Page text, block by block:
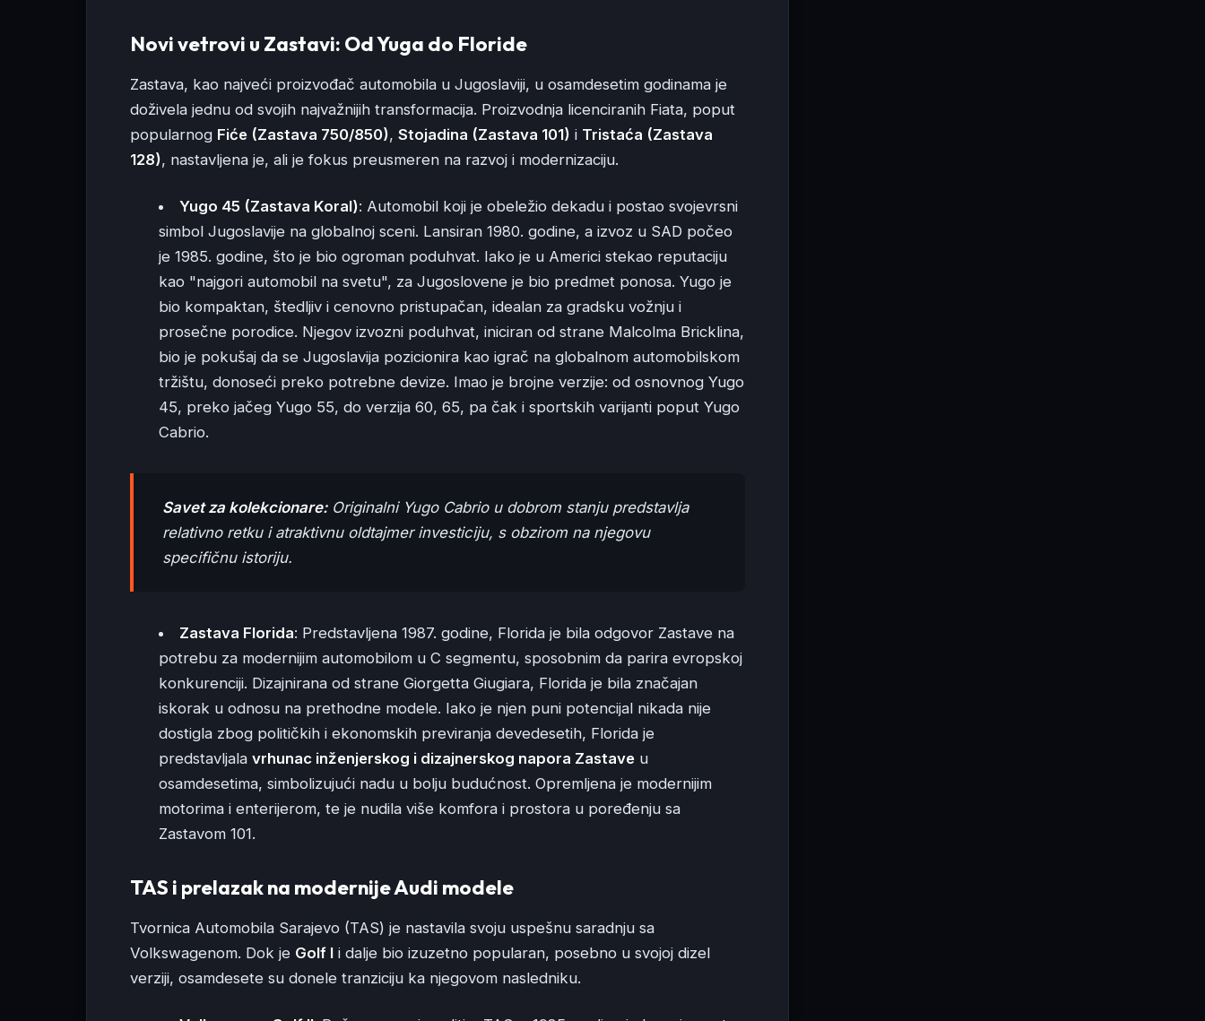
Novi vetrovi u Zastavi: Od Yuga do Floride
Zastava, kao najveći proizvođač automobila u Jugoslaviji, u osamdesetim godinama je
doživela jednu od svojih najvažnijih transformacija. Proizvodnja licenciranih Fiata, poput
popularnog Fiće (Zastava 750/850), Stojadina (Zastava 101) i Tristaća (Zastava
128), nastavljena je, ali je fokus preusmeren na razvoj i modernizaciju.
Yugo 45 (Zastava Koral): Automobil koji je obeležio dekadu i postao svojevrsni
simbol Jugoslavije na globalnoj sceni. Lansiran 1980. godine, a izvoz u SAD počeo
je 1985. godine, što je bio ogroman poduhvat. Iako je u Americi stekao reputaciju
kao "najgori automobil na svetu", za Jugoslovene je bio predmet ponosa. Yugo je
bio kompaktan, štedljiv i cenovno pristupačan, idealan za gradsku vožnju i
prosečne porodice. Njegov izvozni poduhvat, iniciran od strane Malcolma Bricklina,
bio je pokušaj da se Jugoslavija pozicionira kao igrač na globalnom automobilskom
tržištu, donoseći preko potrebne devize. Imao je brojne verzije: od osnovnog Yugo
45, preko jačeg Yugo 55, do verzija 60, 65, pa čak i sportskih varijanti poput Yugo
Cabrio.
Savet za kolekcionare:Originalni Yugo Cabrio u dobrom stanju predstavlja
relativno retku i atraktivnu oldtajmer investiciju, s obzirom na njegovu
specifičnu istoriju.
Zastava Florida: Predstavljena 1987. godine, Florida je bila odgovor Zastave na
potrebu za modernijim automobilom u C segmentu, sposobnim da parira evropskoj
konkurenciji. Dizajnirana od strane Giorgetta Giugiara, Florida je bila značajan
iskorak u odnosu na prethodne modele. Iako je njen puni potencijal nikada nije
dostigla zbog političkih i ekonomskih previranja devedesetih, Florida je
predstavljala vrhunac inženjerskog i dizajnerskog napora Zastaveu
osamdesetima, simbolizujući nadu u bolju budućnost. Opremljena je modernijim
motorima i enterijerom, te je nudila više komfora i prostora u poređenju sa
Zastavom 101.
TAS i prelazak na modernije Audi modele
Tvornica Automobila Sarajevo (TAS) je nastavila svoju uspešnu saradnju sa
Volkswagenom. Dok je Golf I i dalje bio izuzetno popularan, posebno u svojoj dizel
verziji, osamdesete su donele tranziciju ka njegovom nasledniku.